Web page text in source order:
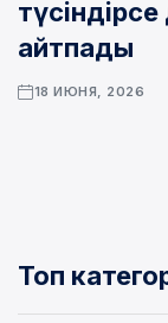
айтпады
18 ИЮНЯ, 2026
Топ